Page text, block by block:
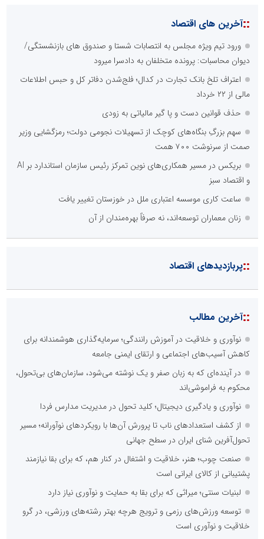
::آخرین های اقتصاد
ورود تیم ویژه مجلس به انتصابات شستا و صندوق های بازنشستگی/
دیوان محاسبات: پرونده متخلفان به دادسرا میرود
اعتراف تلخ بانک تجارت در کدال؛ فلج‌شدن دفاتر کل و حبس اطلاعات
مالی از ۲۲ خرداد
حذف قوانین دست و پا گیر مالیاتی به زودی
سهم بزرگِ بنگاه‌های کوچک از تسهیلات نجومی دولت؛ رمزگشایی وزیر
صمت از سرنوشت ۷۰۰ همت
بریکس در مسیر همکاری‌های نوین تمرکز رئیس سازمان استاندارد بر AI
و اقتصاد سبز
ساعت کاری موسسه اعتباری ملل در خوزستان تغییر یافت
زنان معماران توسعه‌اند، نه صرفاً بهره‌مندان از آن
::پربازدیدهای اقتصاد
::آخرین مطالب
نوآوری و خلاقیت در آموزش رانندگی؛ سرمایه‌گذاری هوشمندانه برای
کاهش آسیب‌های اجتماعی و ارتقای ایمنی جامعه
در آینده‌ای که به زبان صفر و یک نوشته می‌شود، سازمان‌های بی‌تحول،
محکوم به فراموشی‌اند
نوآوری و یادگیری دیجیتال؛ کلید تحول در مدیریت مدارس فردا
از کشف استعدادهای ناب تا پرورش آن‌ها با رویکردهای نوآورانه؛ مسیر
تحول‌آفرین شنای ایران در سطح جهانی
صنعت چوب؛ هنر، خلاقیت و اشتغال در کنار هم، که برای بقا نیازمند
پشتیبانی از کالای ایرانی است
لبنیات سنتی؛ میراثی که برای بقا به حمایت و نوآوری نیاز دارد
توسعه ورزش‌های رزمی و ترویج هرچه بهتر رشته‌های ورزشی، در گرو
خلاقیت و نوآوری است